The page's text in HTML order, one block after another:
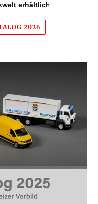
erhältlich
2026